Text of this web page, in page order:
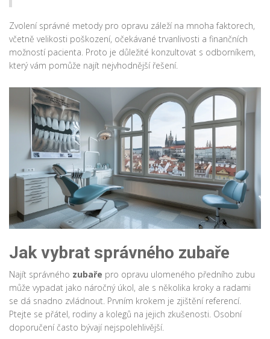
Zvolení správné metody pro opravu záleží na mnoha faktorech,
včetně velikosti poškození, očekávané trvanlivosti a finančních
možností pacienta. Proto je důležité konzultovat s odborníkem,
který vám pomůže najít nejvhodnější řešení.
Jak vybrat správného zubaře
Najít správného zubaře pro opravu ulomeného předního zubu
může vypadat jako náročný úkol, ale s několika kroky a radami
se dá snadno zvládnout. Prvním krokem je zjištění referencí.
Ptejte se přátel, rodiny a kolegů na jejich zkušenosti. Osobní
doporučení často bývají nejspolehlivější.